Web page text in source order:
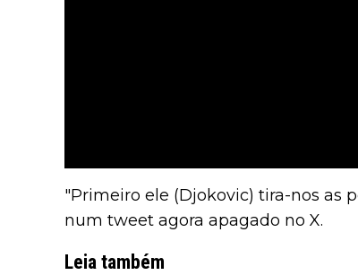
"Primeiro ele (Djokovic) tira-nos as
num tweet agora apagado no X.
Leia também